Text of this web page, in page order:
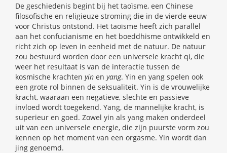
De geschiedenis begint bij het taoïsme, een Chinese
filosofische en religieuze stroming die in de vierde eeuw
voor Christus ontstond. Het taoïsme heeft zich parallel
aan het confucianisme en het boeddhisme ontwikkeld en
richt zich op leven in eenheid met de natuur. De natuur
zou bestuurd worden door een universele kracht qi, die
weer het resultaat is van de interactie tussen de
kosmische krachten yin en yang. Yin en yang spelen ook
een grote rol binnen de seksualiteit. Yin is de vrouwelijke
kracht, waaraan een negatieve, slechte en passieve
invloed wordt toegekend. Yang, de mannelijke kracht, is
superieur en goed. Zowel yin als yang maken onderdeel
uit van een universele energie, die zijn puurste vorm zou
kennen op het moment van een orgasme. Yin wordt dan
jing genoemd.